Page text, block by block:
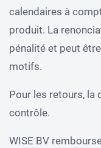
calendaires à
produit. La
pénalité et peut
motifs.
Pour les retours, la
contrôle.
WISE BV